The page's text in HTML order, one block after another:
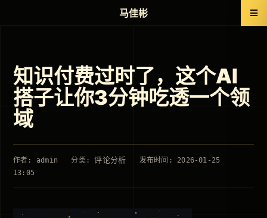
知识付费过时了，这个AI
搭子让你3分钟吃透一个领
域
作者: admin 分类:评论分析
发布时间: 2026-01-25
13:05
马佳彬